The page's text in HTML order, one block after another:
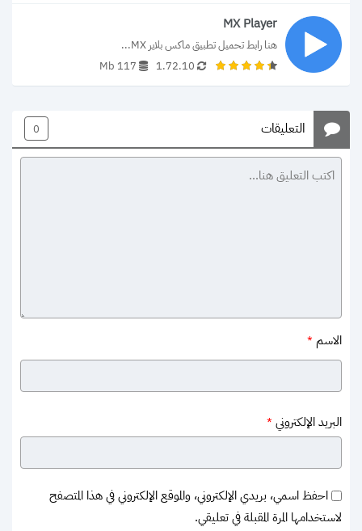
MX Player
هنا رابط تحميل تطبيق ماكس بلاير MX...
1.72.10
117 Mb
التعليقات 0
الاسم *
البريد الإلكتروني *
احفظ اسمي، بريدي الإلكتروني، والموقع الإلكتروني في هذا المتصفح
لاستخدامها المرة المقبلة في تعليقي.